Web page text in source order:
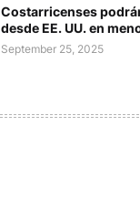
Costarricenses
desde EE. UU. en
September 25, 2025